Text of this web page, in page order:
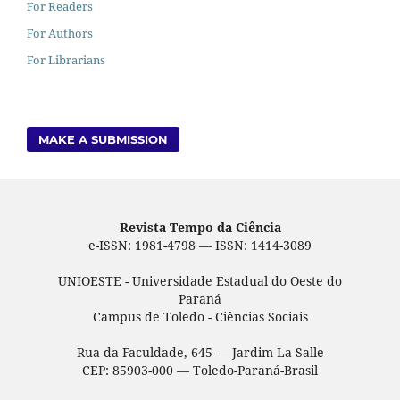
For Readers
For Authors
For Librarians
MAKE A SUBMISSION
Revista Tempo da Ciência
e-ISSN: 1981-4798 — ISSN: 1414-3089
UNIOESTE - Universidade Estadual do Oeste do
Paraná
Campus de Toledo - Ciências Sociais
Rua da Faculdade, 645 — Jardim La Salle
CEP: 85903-000 — Toledo-Paraná-Brasil